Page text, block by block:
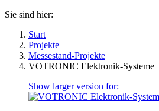
Sie sind hier:
Start
Projekte
Messestand-Projekte
VOTRONIC Elektronik-Systeme
Show larger version for: